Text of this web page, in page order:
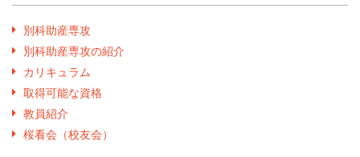
別科助産専攻
別科助産専攻の紹介
カリキュラム
取得可能な資格
教員紹介
桜看会（校友会）